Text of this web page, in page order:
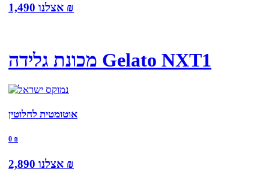
אצלנו 1,490 ₪
מכונת גלידה Gelato NXT1
אוטומטית לחלוטין
0 ₪
אצלנו 2,890 ₪